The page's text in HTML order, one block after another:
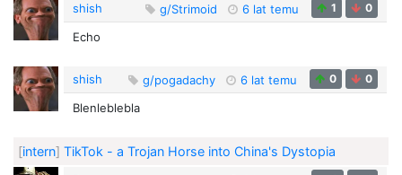
shish g/Strimoid 6 lat temu 1 0
Echo
shish g/pogadachy 6 lat temu 0 0
Blenleblebla
[intern] TikTok - a Trojan Horse into China's Dystopia